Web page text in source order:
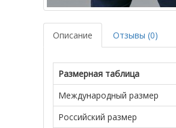
Описание Отзывы (0)
Размерная таблица
Международный размер
Российский размер